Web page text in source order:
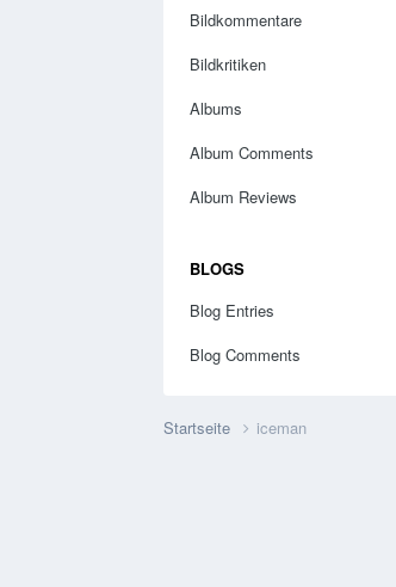
Bildkommentare
Bildkritiken
Albums
Album Comments
Album Reviews
BLOGS
Blog Entries
Blog Comments
Startseite iceman